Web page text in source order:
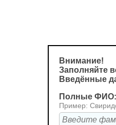
Внимание!
Заполняйте
Введённые
Полные ФИО:
Пример: